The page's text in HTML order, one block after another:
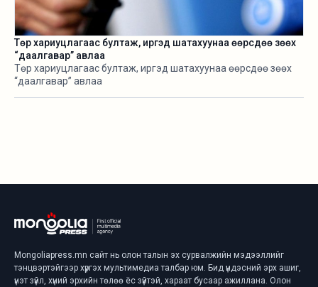
Төр хариуцлагаас бултаж, иргэд шатахуунаа өөрсдөө зөөх
“даалгавар” авлаа
Төр хариуцлагаас бултаж, иргэд шатахуунаа өөрсдөө зөөх
“даалгавар” авлаа
Mongoliapress.mn сайт нь олон талын эх сурвалжийн мэдээллийг
тэнцвэртэйгээр хүргэх мультимедиа талбар юм. Бид үндэсний эрх ашиг,
үнэт зүйл, хүний эрхийн төлөө ёс зүйтэй, хараат бусаар ажиллана. Олон